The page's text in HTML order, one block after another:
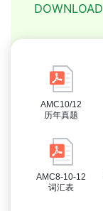
DOWNLOAD
AMC10/12
历年真题
AMC8-10-12
词汇表